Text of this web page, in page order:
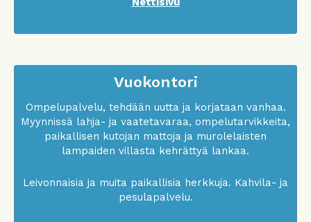
Vuokontori
Ompelupalvelu, tehdään uutta ja korjataan vanhaa.
Myynnissä lahja- ja vaatetavaraa, ompelutarvikkeita,
paikallisen kutojan mattoja ja murolelaisten
lampaiden villasta kehrättyä lankaa.
Leivonnaisia ja muita paikallisia herkkuja. Kahvila- ja
pesulapalvelu.